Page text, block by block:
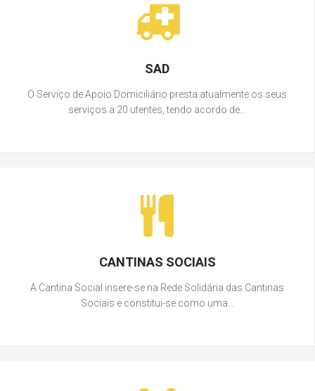
SAD
O Serviço de Apoio Domiciliário presta atualmente os seus
serviços a 20 utentes, tendo acordo de...
CANTINAS SOCIAIS
A Cantina Social insere-se na Rede Solidária das Cantinas
Sociais e constitui-se como uma...